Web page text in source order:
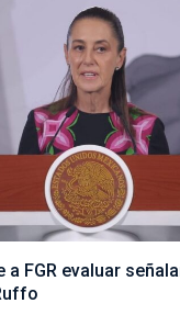
a FGR evaluar